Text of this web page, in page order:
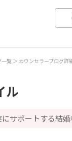
一覧 カウンセラーブログ詳
ル
サポートする結